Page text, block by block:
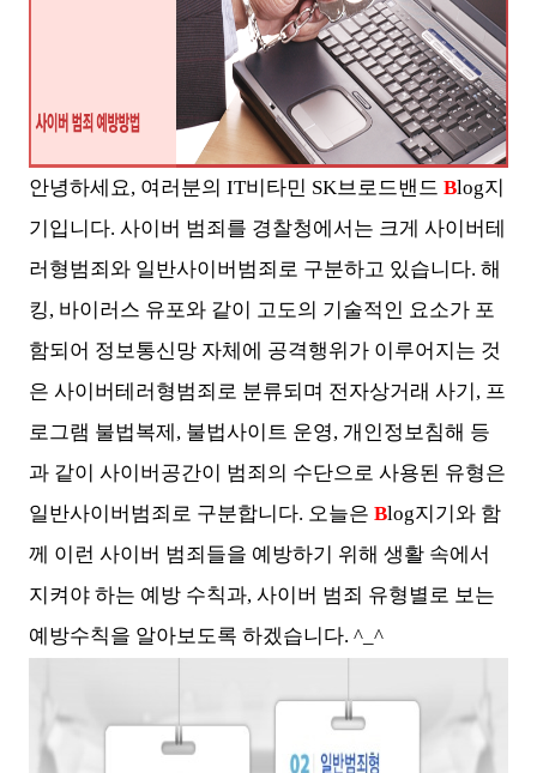
안녕하세요, 여러분의 IT비타민 SK브로드밴드 Blog지
기입니다. 사이버 범죄를 경찰청에서는 크게 사이버테
러형범죄와 일반사이버범죄로 구분하고 있습니다. 해
킹, 바이러스 유포와 같이 고도의 기술적인 요소가 포
함되어 정보통신망 자체에 공격행위가 이루어지는 것
은 사이버테러형범죄로 분류되며 전자상거래 사기, 프
로그램 불법복제, 불법사이트 운영, 개인정보침해 등
과 같이 사이버공간이 범죄의 수단으로 사용된 유형은
일반사이버범죄로 구분합니다. 오늘은 Blog지기와 함
께 이런 사이버 범죄들을 예방하기 위해 생활 속에서
지켜야 하는 예방 수칙과, 사이버 범죄 유형별로 보는
예방수칙을 알아보도록 하겠습니다. ^_^